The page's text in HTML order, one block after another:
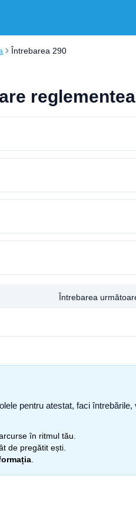
Întrebarea 290
Întrebarea
pentru atestat, faci
în ritmul tău.
de pregătit ești.